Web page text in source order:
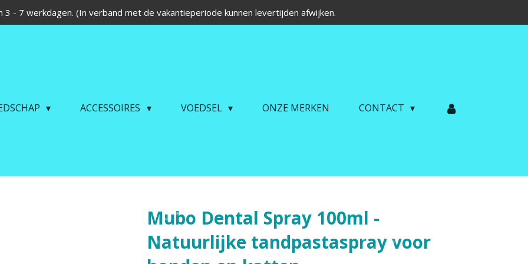
3 - 7 werkdagen. (In verband met de vakantieperiode kunnen levertijden afwijken.
ACCESSOIRES VOEDSEL ONZE MERKEN CONTACT
Mubo Dental Spray 100ml -
Natuurlijke tandpastaspray voor